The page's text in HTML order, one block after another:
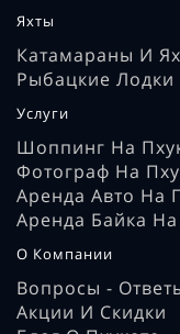
Яхты
Катамараны И
Рыбацкие Лодки
Услуги
Шоппинг На
Фотограф На
Аренда Авто На
Аренда Байка На
О Компании
Вопросы -
Акции И Скидки